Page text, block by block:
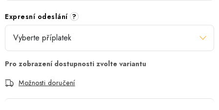
Expresní odeslání ?
Možnosti doručení